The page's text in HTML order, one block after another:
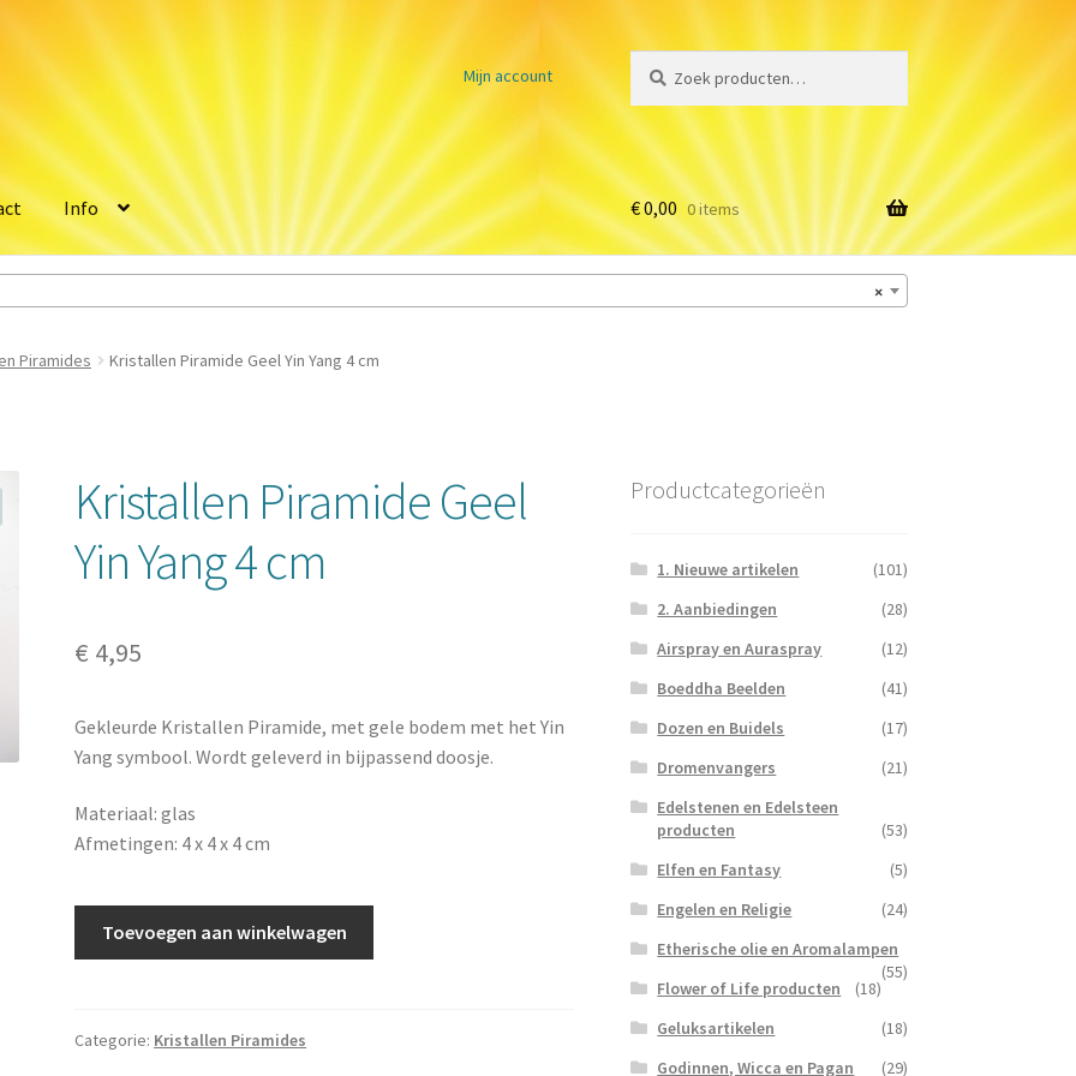
Mijn account
naar:
Info €0,00 0 items
×
Piramides Kristallen Piramide Geel Yin Yang 4 cm
Kristallen Piramide Geel
Yin Yang 4 cm
€ 4,95
Gekleurde Kristallen Piramide, met gele bodem met het Yin
Yang symbool. Wordt geleverd in bijpassend doosje.
Materiaal: glas
Afmetingen: 4 x 4 x 4 cm
Yang
Toevoegen aan winkelwagen
Categorie: Kristallen Piramides
Productcategorieën
1. Nieuwe artikelen
(101)
2. Aanbiedingen
(28)
Airspray en Auraspray
(12)
Boeddha Beelden
(41)
Dozen en Buidels
(17)
Dromenvangers
(21)
Edelstenen en Edelsteen
producten
(53)
Elfen en Fantasy
(5)
Engelen en Religie
(24)
Etherische olie en Aromalampen
(55)
Flower of Life producten
(18)
Geluksartikelen
(18)
Godinnen, Wicca en Pagan
(29)